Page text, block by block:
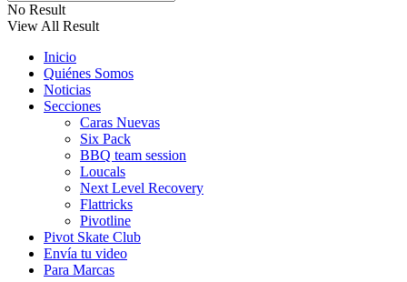
No Result
View All Result
Inicio
Quiénes Somos
Noticias
Secciones
Caras Nuevas
Six Pack
BBQ team session
Loucals
Next Level Recovery
Flattricks
Pivotline
Pivot Skate Club
Envía tu video
Para Marcas